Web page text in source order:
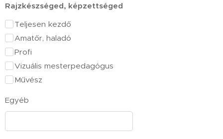
Rajzkészséged, képzettséged
Teljesen kezdő
Amatőr, haladó
Profi
Vizuális mesterpedagógus
Művész
Egyéb